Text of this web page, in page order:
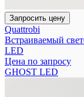
Запросить цену
Quattrobi
Встраиваемый
LED
Цена по запросу
GHOST LED